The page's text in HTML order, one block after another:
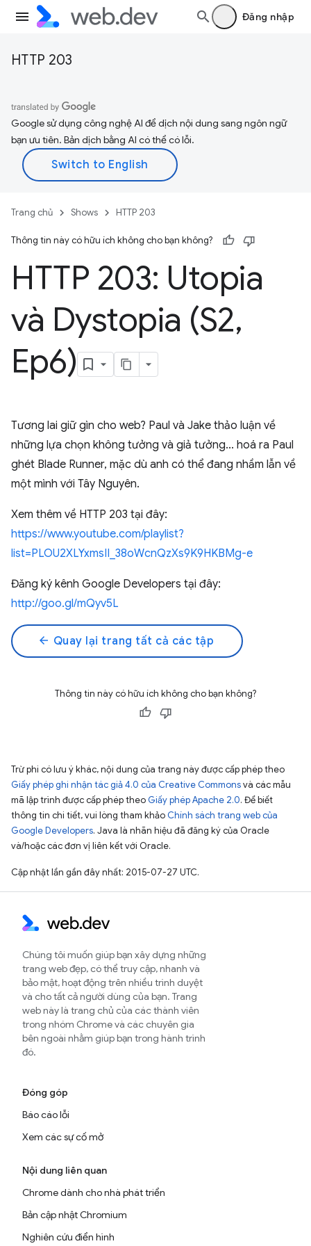
Đăng nhập
HTTP 203
Google sử dụng công nghệ AI để dịch nội dung sang ngôn ngữ
bạn ưu tiên. Bản dịch bằng AI có thể có lỗi.
Trang chủ Shows HTTP 203
Thông tin này có hữu ích không cho bạn không?
HTTP 203: Utopia
và Dystopia (S2,
Ep6)
Tương lai giữ gìn cho web? Paul và Jake thảo luận về
những lựa chọn không tưởng và giả tưởng... hoá ra Paul
ghét Blade Runner, mặc dù anh có thể đang nhầm lẫn về
một mình với Tây Nguyên.
Xem thêm về HTTP 203 tại đây:
https://www.youtube.com/playlist?
list=PLOU2XLYxmsII_38oWcnQzXs9K9HKBMg-e
Đăng ký kênh Google Developers tại đây:
http://goo.gl/mQyv5L
arrow_back Quay lại trang tất cả các tập
Thông tin này có hữu ích không cho bạn không?
Trừ phi có lưu ý khác, nội dung của trang này được cấp phép theo
Giấy phép ghi nhận tác giả 4.0 của Creative Commonsvà các mẫu
mã lập trình được cấp phép theo Giấy phép Apache 2.0. Để biết
thông tin chi tiết, vui lòng tham khảo Chính sách trang web của
Google Developers. Java là nhãn hiệu đã đăng ký của Oracle
và/hoặc các đơn vị liên kết với Oracle.
Cập nhật lần gần đây nhất: 2015-07-27 UTC.
Chúng tôi muốn giúp bạn xây dựng những
trang web đẹp, có thể truy cập, nhanh và
bảo mật, hoạt động trên nhiều trình duyệt
và cho tất cả người dùng của bạn. Trang
web này là trang chủ của các thành viên
trong nhóm Chrome và các chuyên gia
bên ngoài nhằm giúp bạn trong hành trình
đó.
Đóng góp
Báo cáo lỗi
Xem các sự cố mở
Nội dung liên quan
Chrome dành cho nhà phát triển
Bản cập nhật Chromium
Nghiên cứu điển hình